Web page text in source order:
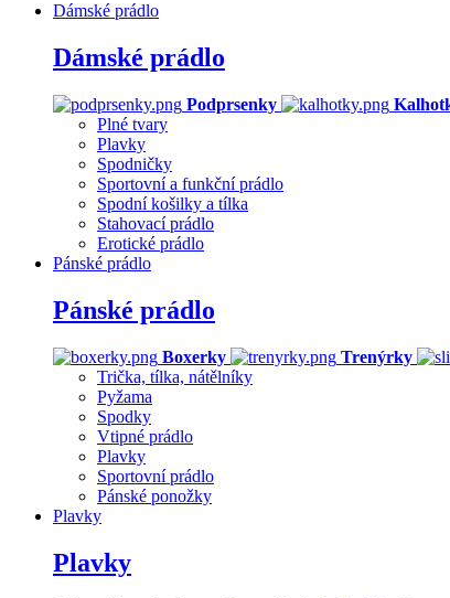
Dámské prádlo
Dámské prádlo
Podprsenky
Plné tvary
Plavky
Spodničky
Sportovní a funkční prádlo
Spodní košilky a tílka
Stahovací prádlo
Erotické prádlo
Pánské prádlo
Pánské prádlo
Boxerky Trenýrky
Trička, tílka, nátělníky
Pyžama
Spodky
Vtipné prádlo
Plavky
Sportovní prádlo
Pánské ponožky
Plavky
Plavky